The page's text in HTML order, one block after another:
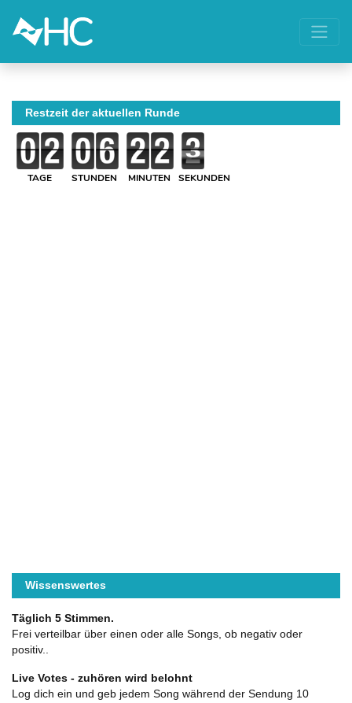
Restzeit der aktuellen Runde
TAGE STUNDEN MINUTEN SEKUNDEN
Wissenswertes
Täglich 5 Stimmen.
Frei verteilbar über einen oder alle Songs, ob negativ oder
positiv..
Live Votes - zuhören wird belohnt
Log dich ein und geb jedem Song während der Sendung 10